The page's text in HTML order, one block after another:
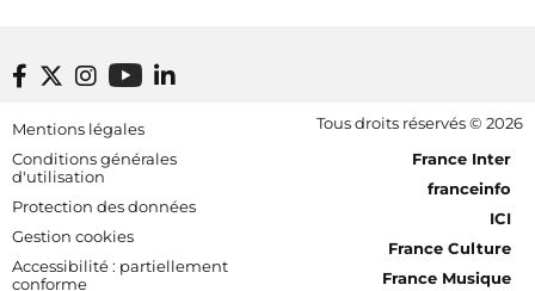
Footer bottom
Mentions légales
Conditions générales
d'utilisation
Protection des données
Gestion cookies
Accessibilité : partiellement
conforme
Tous droits réservés © 2026
[RDF] Pied de page - Mobile
France Inter
franceinfo
ICI
France Culture
France Musique